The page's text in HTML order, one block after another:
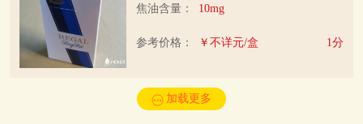
焦油含量： 10mg
参考价格： ￥不详元/盒 1分
加载更多